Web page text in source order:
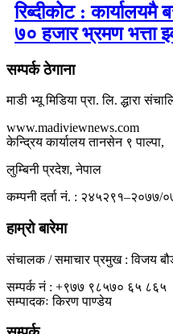
रिब्दीकोट : कार्यालयमै
७० हजार भ्रमण भत्ता
सम्पर्क ठेगाना
माडी भ्यू मिडिया प्रा. लि. द्धारा
www.madiviewnews.com
केन्द्रिय कार्यालय तानसेन ९ पाल्पा,
लुम्बिनी प्रदेश, नेपाल
कम्पनी दर्ता नं. : २४५२९१–२०७७/
हाम्रो बारेमा
संचालक / समाचार प्रमुख : विजय
सम्पर्क नं : +९७७ ९८५७० ६५ ८६५
सम्पादकः किरण पाण्डेय